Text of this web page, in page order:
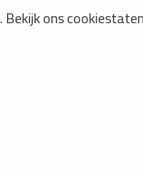
ons